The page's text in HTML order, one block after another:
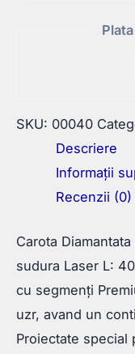
SKU: 00040
Descriere
Informații
Recenzii (0)
Carota
sudura Laser L:
cu segmenți
uzr, avand un
Proiectate special